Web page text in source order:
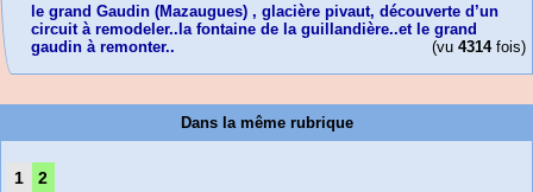
le grand Gaudin (Mazaugues) , glacière pivaut, découverte d’un
circuit à remodeler..la fontaine de la guillandière..et le grand
gaudin à remonter..
(vu 4314fois)
Dans la même rubrique
1 2